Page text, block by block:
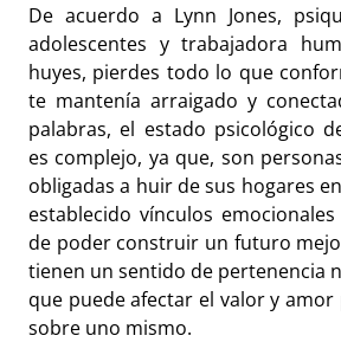
De acuerdo a Lynn Jones,
adolescentes y trabajadora
huyes, pierdes todo lo que
te mantenía arraigado y
palabras, el estado psicológico
es complejo, ya que, son
obligadas a huir de sus hogares
establecido vínculos
de poder construir un futuro
tienen un sentido de pertenencia
que puede afectar el valor y
sobre uno mismo.